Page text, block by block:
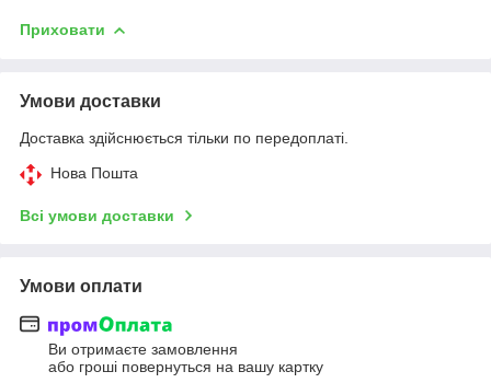
Приховати
Умови доставки
Доставка здійснюється тільки по передоплаті.
Нова Пошта
Всі умови доставки
Умови оплати
Ви отримаєте замовлення
або гроші повернуться на вашу картку